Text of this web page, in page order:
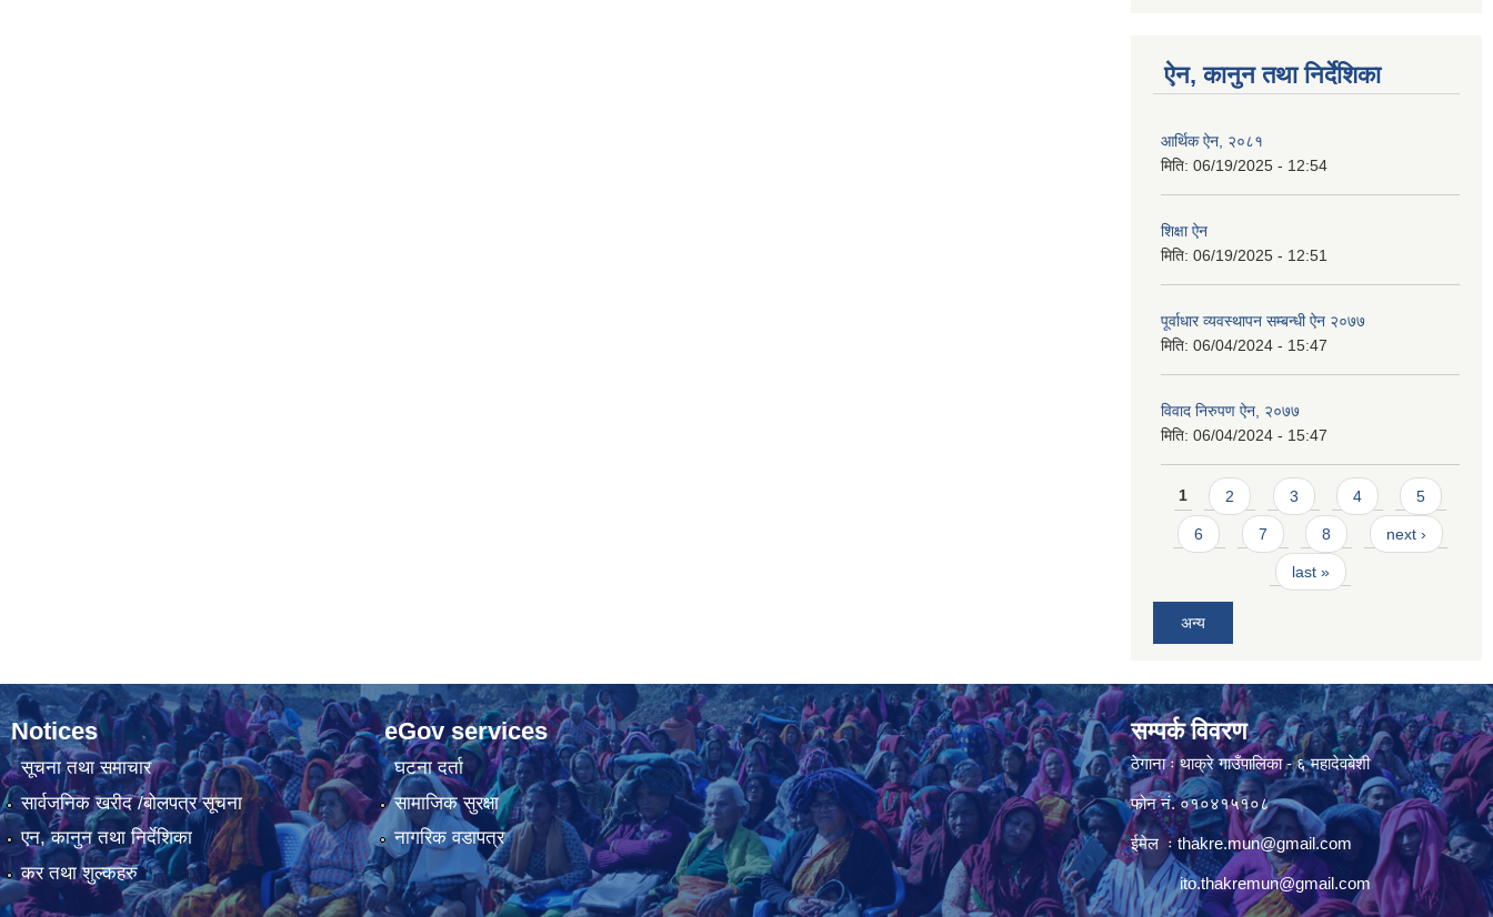
ऐन, कानुन तथा निर्देशिका
आर्थिक ऐन, २०८१
मिति: 06/19/2025 - 12:54
शिक्षा ऐन
मिति: 06/19/2025 - 12:51
पूर्वाधार व्यवस्थापन सम्बन्धी ऐन २०७७
मिति: 06/04/2024 - 15:47
विवाद निरुपण ऐन, २०७७
मिति: 06/04/2024 - 15:47
Pages
1 2 3 4 5
6 7 8 next ›
last »
अन्य
Notices
सूचना तथा समाचार
सार्वजनिक खरीद /बोलपत्र सूचना
एन, कानुन तथा निर्देशिका
कर तथा शुल्कहरु
eGov services
घटना दर्ता
सामाजिक सुरक्षा
नागरिक वडापत्र
सम्पर्क विवरण
ठेगाना ः थाक्रे गाउँपालिका - ६ महादेवबेशी
फोन नं. ०१०४१५१०८
ईमेल ःthakre.mun@gmail.com
ito.thakremun@gmail.com